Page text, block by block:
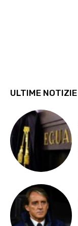
ULTIME NOTIZIE